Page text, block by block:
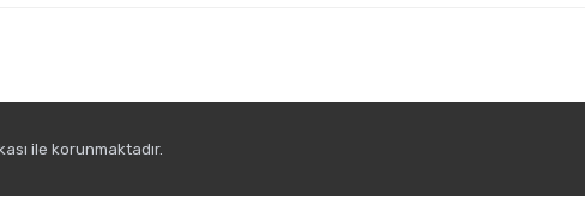
ile korunmaktadır.